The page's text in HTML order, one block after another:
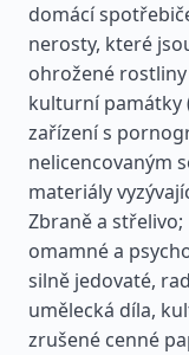
domácí
nerosty, které
ohrožené
kulturní památky
zařízení s
nelicencovaným
materiály
Zbraně a střelivo;
omamné a
silně jedovaté,
umělecká díla,
zrušené cenné